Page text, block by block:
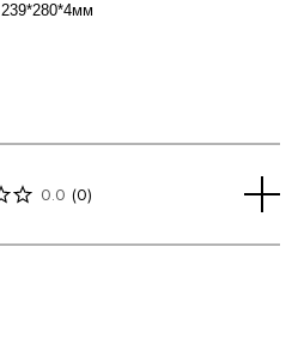
239*280*4мм
0.0 (0)